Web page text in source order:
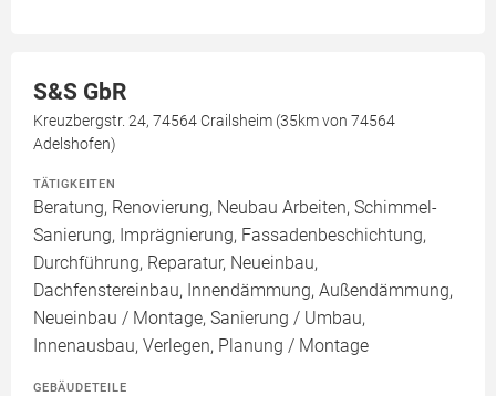
S&S GbR
Kreuzbergstr. 24, 74564 Crailsheim (35km von 74564
Adelshofen)
TÄTIGKEITEN
Beratung, Renovierung, Neubau Arbeiten, Schimmel-
Sanierung, Imprägnierung, Fassadenbeschichtung,
Durchführung, Reparatur, Neueinbau,
Dachfenstereinbau, Innendämmung, Außendämmung,
Neueinbau / Montage, Sanierung / Umbau,
Innenausbau, Verlegen, Planung / Montage
GEBÄUDETEILE